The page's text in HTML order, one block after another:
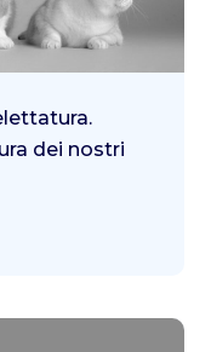
dei nostri